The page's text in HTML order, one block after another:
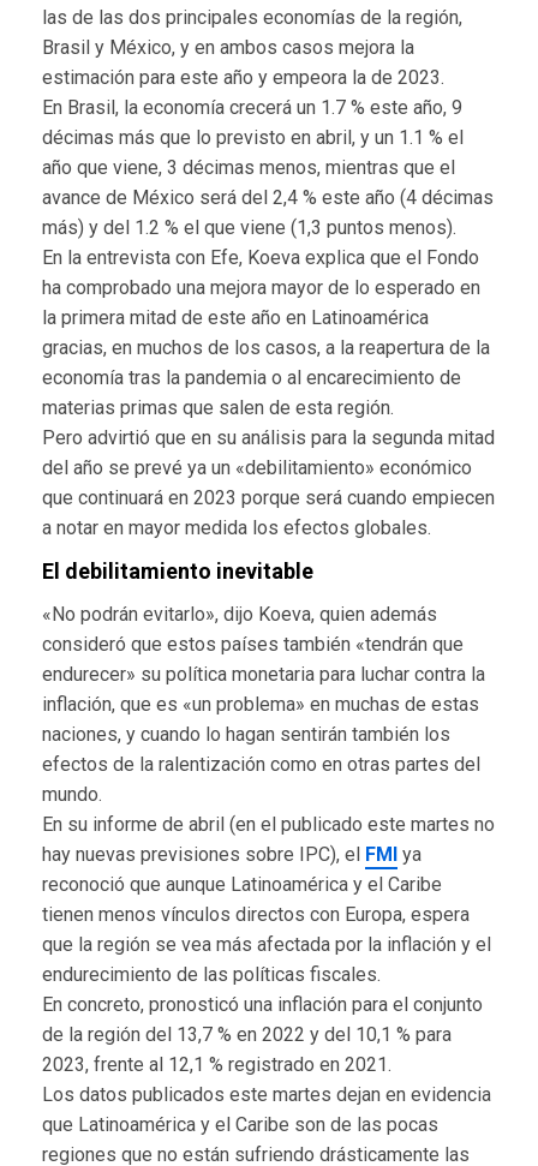
las de las dos principales economías de la región,
Brasil y México, y en ambos casos mejora la
estimación para este año y empeora la de 2023.
En Brasil, la economía crecerá un 1.7 % este año, 9
décimas más que lo previsto en abril, y un 1.1 % el
año que viene, 3 décimas menos, mientras que el
avance de México será del 2,4 % este año (4 décimas
más) y del 1.2 % el que viene (1,3 puntos menos).
En la entrevista con Efe, Koeva explica que el Fondo
ha comprobado una mejora mayor de lo esperado en
la primera mitad de este año en Latinoamérica
gracias, en muchos de los casos, a la reapertura de la
economía tras la pandemia o al encarecimiento de
materias primas que salen de esta región.
Pero advirtió que en su análisis para la segunda mitad
del año se prevé ya un «debilitamiento» económico
que continuará en 2023 porque será cuando empiecen
a notar en mayor medida los efectos globales.
El debilitamiento inevitable
«No podrán evitarlo», dijo Koeva, quien además
consideró que estos países también «tendrán que
endurecer» su política monetaria para luchar contra la
inflación, que es «un problema» en muchas de estas
naciones, y cuando lo hagan sentirán también los
efectos de la ralentización como en otras partes del
mundo.
En su informe de abril (en el publicado este martes no
hay nuevas previsiones sobre IPC), el FMI ya
reconoció que aunque Latinoamérica y el Caribe
tienen menos vínculos directos con Europa, espera
que la región se vea más afectada por la inflación y el
endurecimiento de las políticas fiscales.
En concreto, pronosticó una inflación para el conjunto
de la región del 13,7 % en 2022 y del 10,1 % para
2023, frente al 12,1 % registrado en 2021.
Los datos publicados este martes dejan en evidencia
que Latinoamérica y el Caribe son de las pocas
regiones que no están sufriendo drásticamente las